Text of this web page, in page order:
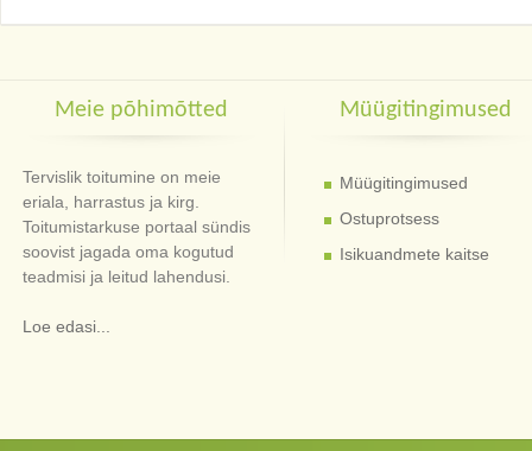
Meie põhimõtted
Tervislik toitumine on meie
eriala, harrastus ja kirg.
Toitumistarkuse portaal sündis
soovist jagada oma kogutud
teadmisi ja leitud lahendusi.
Loe edasi...
Müügitingimused
Müügitingimused
Ostuprotsess
Isikuandmete kaitse